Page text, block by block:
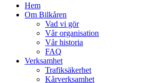
Hem
Om Bilkåren
Vad vi gör
Vår organisation
Vår historia
FAQ
Verksamhet
Trafiksäkerhet
Kårverksamhet